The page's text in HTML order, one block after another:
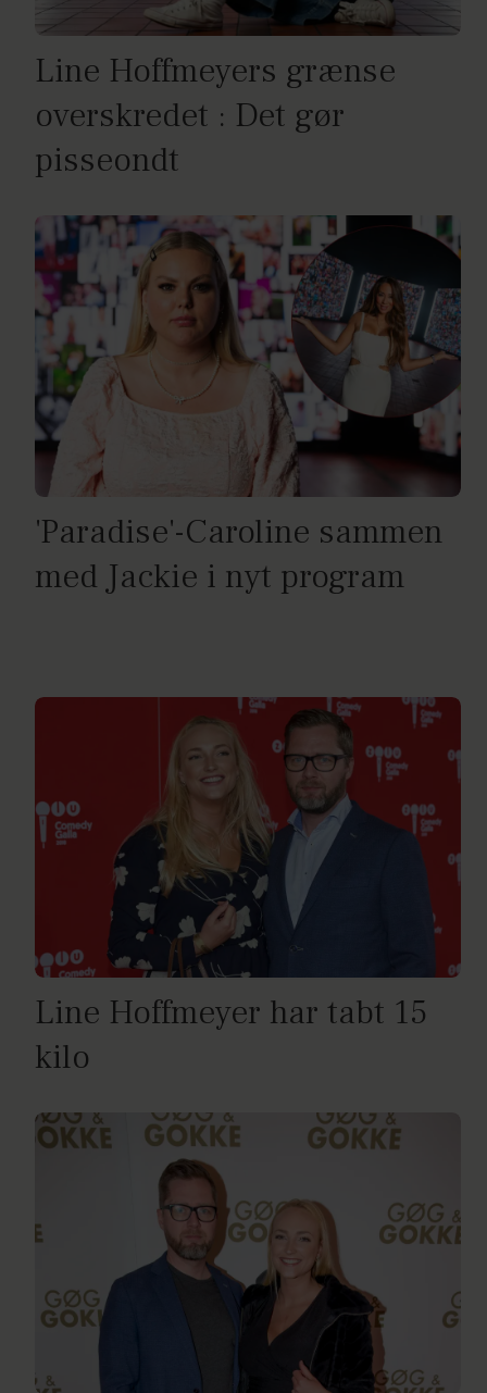
Line Hoffmeyers grænse
overskredet : Det gør
pisseondt
'Paradise'-Caroline sammen
med Jackie i nyt program
Line Hoffmeyer har tabt 15
kilo